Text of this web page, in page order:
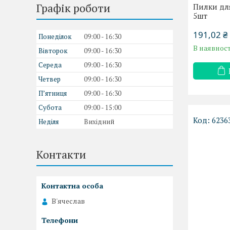
Пилки
5шт
191,02 ₴
В
Графік роботи
Понеділок 09:00
16:30
Вівторок
09:00
16:30
Середа
09:00
16:30
Четвер
09:00
16:30
Пʼятниця
09:00
16:30
Субота
09:00
15:00
Неділя
Вихідний
Контакти
В'ячеслав